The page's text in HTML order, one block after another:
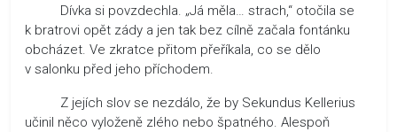
Dívka si povzdechla. „Já měla… strach,“ otočila se
k bratrovi opět zády a jen tak bez cílně začala fontánku
obcházet. Ve zkratce přitom přeříkala, co se dělo
v salonku před jeho příchodem.
Z jejích slov se nezdálo, že by Sekundus Kellerius
učinil něco vyloženě zlého nebo špatného. Alespoň